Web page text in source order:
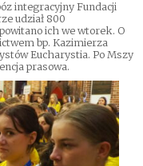
integracyjny Fundacji
udział 800
ich we wtorek. O
bp. Kazimierza
Eucharystia. Po Mszy
prasowa.